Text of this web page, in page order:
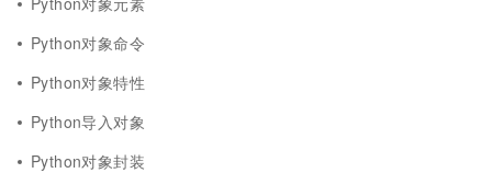
Python对象命令
Python对象特性
Python导入对象
Python对象封装